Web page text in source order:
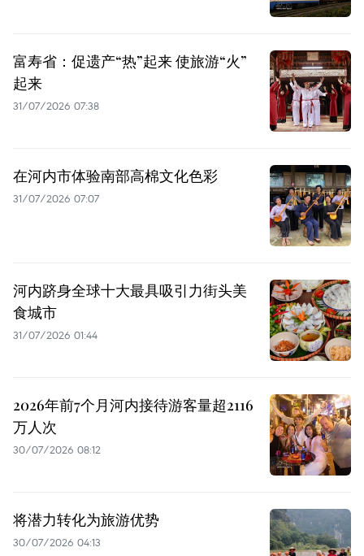
富寿省：促遗产“热”起来 使旅游“火”
起来
31/07/2026 07:38
在河内市体验南部高棉文化色彩
31/07/2026 07:07
河内跻身全球十大最具吸引力街头美
食城市
31/07/2026 01:44
2026年前7个月河内接待游客量超2116
万人次
30/07/2026 08:12
将潜力转化为旅游优势
30/07/2026 04:13